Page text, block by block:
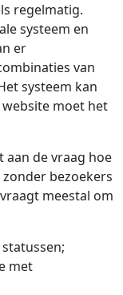
regelmatig.
systeem en
er
van
systeem kan
moet het
aan de vraag hoe
bezoekers
meestal om
met